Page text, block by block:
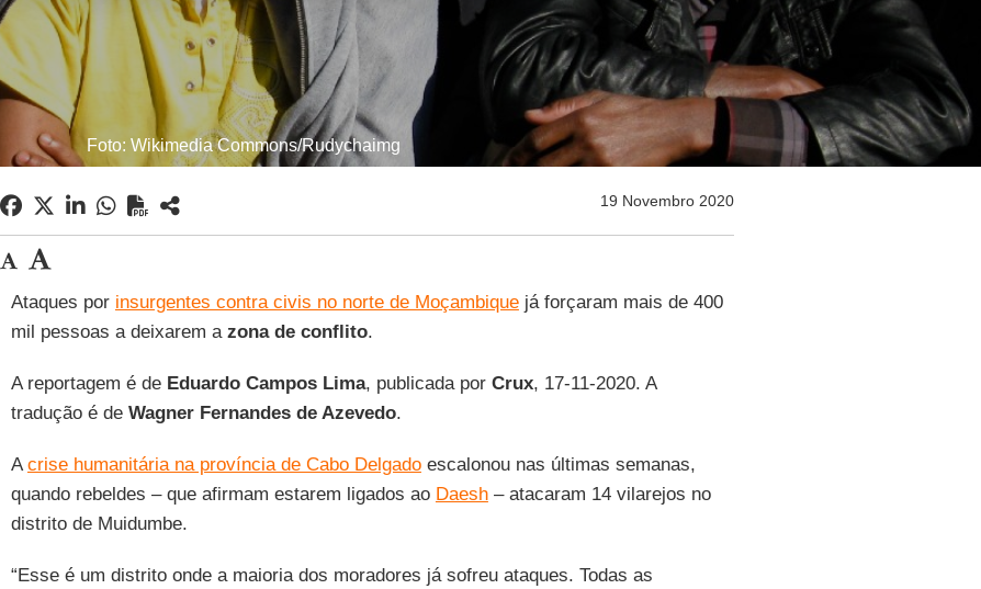
Foto: Wikimedia Commons/Rudychaimg
19 Novembro 2020
Ataques por insurgentes contra civis no norte de Moçambiquejá forçaram mais de 400
mil pessoas a deixarem a zona de conflito.
A reportagem é de Eduardo Campos Lima, publicada por Crux, 17-11-2020. A
tradução é de Wagner Fernandes de Azevedo.
Acrise humanitária na província de Cabo Delgadoescalonou nas últimas semanas,
quando rebeldes – que afirmam estarem ligados ao Daesh– atacaram 14 vilarejos no
distrito de Muidumbe.
“Esse é um distrito onde a maioria dos moradores já sofreu ataques. Todas as